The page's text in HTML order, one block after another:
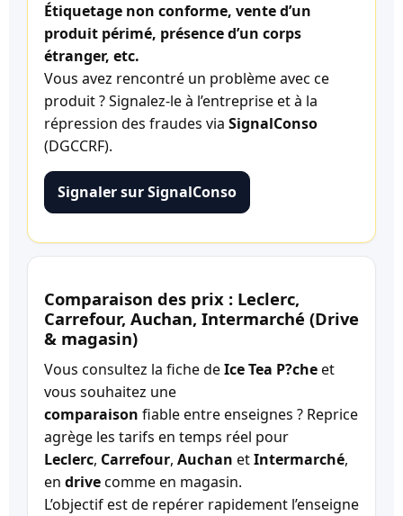
Étiquetage non conforme, vente d’un
produit périmé, présence d’un corps
étranger, etc.
Vous avez rencontré un problème avec ce
produit ? Signalez-le à l’entreprise et à la
répression des fraudes via SignalConso
(DGCCRF).
Signaler sur SignalConso
Comparaison des prix : Leclerc,
Carrefour, Auchan, Intermarché (Drive
& magasin)
Vous consultez la fiche deIce Tea P?cheet
vous souhaitez une
comparaison fiable entre enseignes ? Reprice
agrège les tarifs en temps réel pour
Leclerc, Carrefour, Auchan etIntermarché,
en drivecomme en magasin.
L’objectif est de repérer rapidement l’enseigne